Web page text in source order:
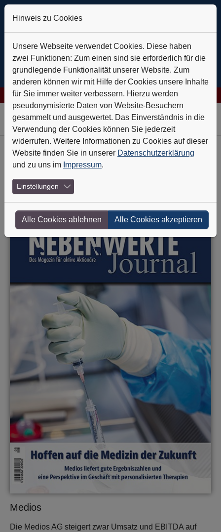
Verlässlich auf Kurs+++Daldrup & Söhne: Geothermie
Skip to main navigation
Skip to main content
Skip to page footer
Heft-Archiv
Nr. 8 - August 2025
Hoffen auf die Medizin der Zukunft
Medios
Die Medios AG steigert zwar Umsatz und EBITDA auf
Hinweis zu Cookies
Unsere Webseite verwendet Cookies. Diese haben
zwei Funktionen: Zum einen sind sie erforderlich für die
grundlegende Funktionalität unserer Website. Zum
anderen können wir mit Hilfe der Cookies unsere Inhalte
für Sie immer weiter verbessern. Hierzu werden
pseudonymisierte Daten von Website-Besuchern
gesammelt und ausgewertet. Das Einverständnis in die
Verwendung der Cookies können Sie jederzeit
widerrufen. Weitere Informationen zu Cookies auf dieser
Website finden Sie in unserer Datenschutzerklärung
und zu uns im Impressum.
Einstellungen
Alle Cookies ablehnen Alle Cookies akzeptieren